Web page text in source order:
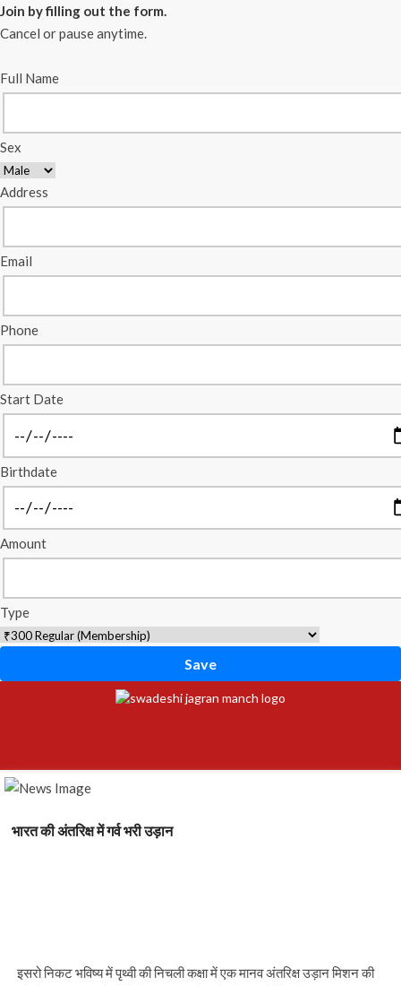
Join by filling out the form.
Cancel or pause anytime.
Full Name
Sex
Address
Email
Phone
Start Date
Birthdate
Amount
Type
Save
भारत की अंतरिक्ष में गर्व भरी उड़ान
इसरो निकट भविष्य में पृथ्वी की निचली कक्षा में एक मानव अंतरिक्ष उड़ान मिशन की